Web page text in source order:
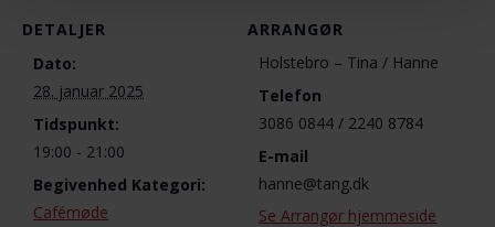
DETALJER
Dato:
28. januar 2025
Tidspunkt:
19:00 - 21:00
Begivenhed Kategori:
Cafémøde
ARRANGØR
Holstebro – Tina / Hanne
Telefon
3086 0844 / 2240 8784
E-mail
hanne@tang.dk
Se Arrangør hjemmeside